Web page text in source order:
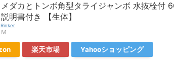
ダカとトンボ角型タライジャンボ 水抜栓付
明書付き 【生体】
Rinker
楽天市場 Yahooショッピング